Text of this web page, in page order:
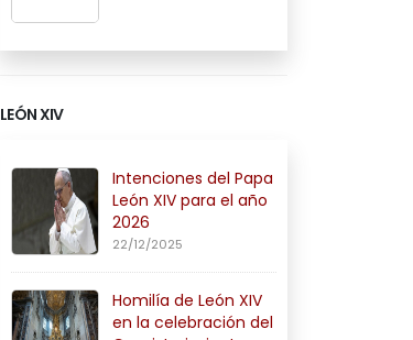
LEÓN XIV
Intenciones del Papa
León XIV para el año
2026
22/12/2025
Homilía de León XIV
en la celebración del